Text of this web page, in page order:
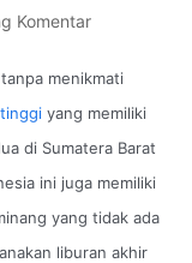
Komentar
menikmati
yang memiliki
di Sumatera Barat
ini juga memiliki
yang tidak ada
liburan akhir